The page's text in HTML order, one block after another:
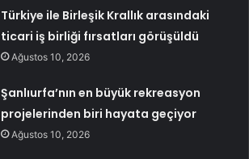
Türkiye ile Birleşik Krallık arasındaki
ticari iş birliği fırsatları görüşüldü
Ağustos 10, 2026
Şanlıurfa’nın en büyük rekreasyon
projelerinden biri hayata geçiyor
Ağustos 10, 2026